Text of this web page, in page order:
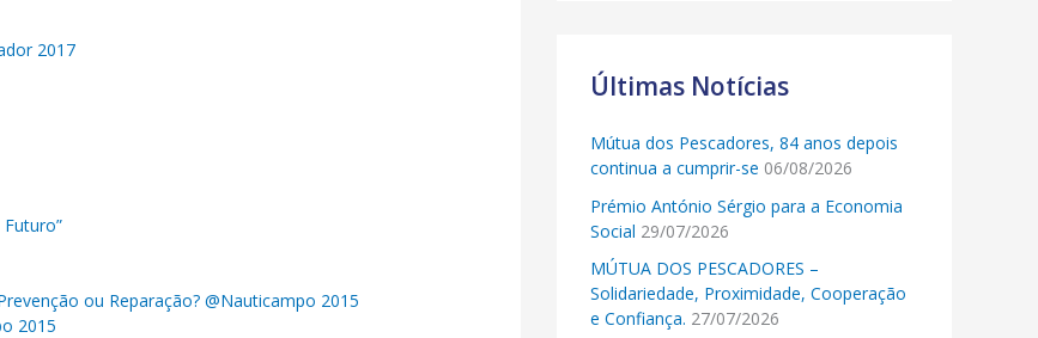
2017
ou Reparação? @Nauticampo 2015
2015
c
f
o
r
:
Últimas Notícias
Mútua dos Pescadores, 84 anos depois
continua a cumprir-se 06/08/2026
Prémio António Sérgio para a Economia
Social 29/07/2026
MÚTUA DOS PESCADORES –
Solidariedade, Proximidade, Cooperação
e Confiança. 27/07/2026